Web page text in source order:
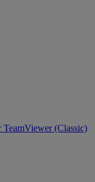
TeamViewer (Classic)